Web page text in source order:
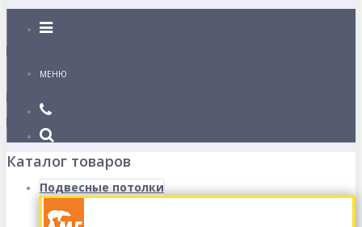
Каталог
МЕНЮ
Каталог товаров
Подвесные потолки